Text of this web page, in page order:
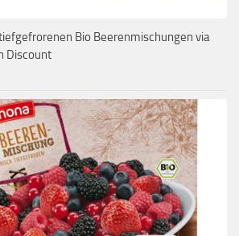
Bio Beerenmischungen via
Discount